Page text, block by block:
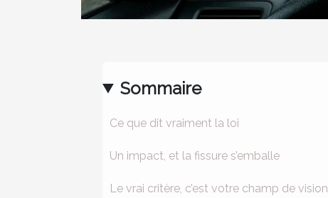
Sommaire
Ce que dit vraiment la loi
Un impact, et la fissure s’emballe
Le vrai critère, c’est votre champ de vision